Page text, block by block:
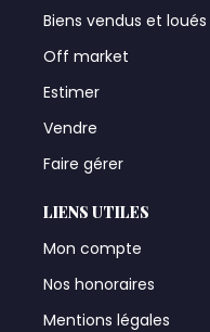
Biens vendus et loués
Off market
Estimer
Vendre
Faire gérer
LIENS UTILES
Mon compte
Nos honoraires
Mentions légales